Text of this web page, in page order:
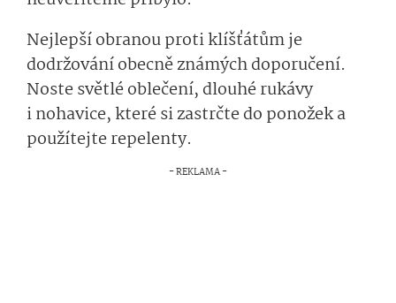
Nejlepší obranou proti klíšťátům je
dodržování obecně známých doporučení.
Noste světlé oblečení, dlouhé rukávy
i nohavice, které si zastrčte do ponožek a
použítejte repelenty.